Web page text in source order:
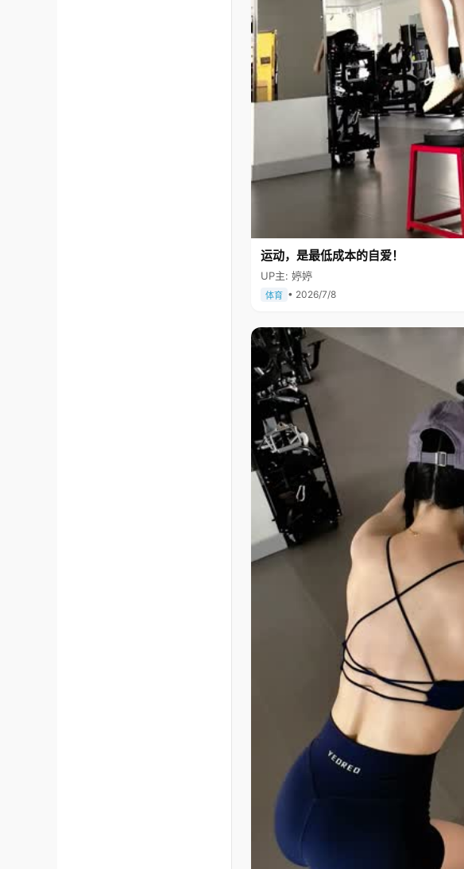
运动，是最低成本的自爱！
UP主: 婷婷
体育 • 2026/7/8